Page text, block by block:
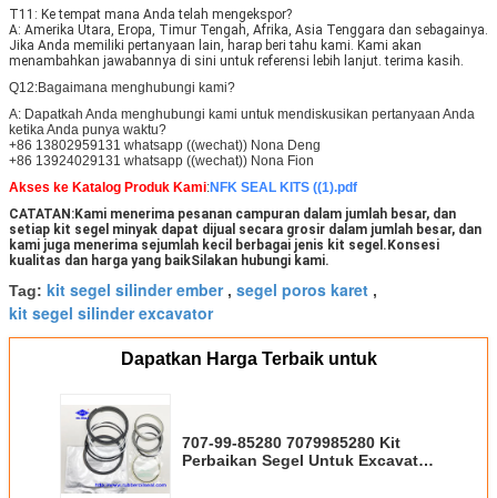
T11: Ke tempat mana Anda telah mengekspor?
A: Amerika Utara, Eropa, Timur Tengah, Afrika, Asia Tenggara dan sebagainya.
Jika Anda memiliki pertanyaan lain, harap beri tahu kami. Kami akan
menambahkan jawabannya di sini untuk referensi lebih lanjut. terima kasih.
Q12:Bagaimana menghubungi kami?
A: Dapatkah Anda menghubungi kami untuk mendiskusikan pertanyaan Anda
ketika Anda punya waktu?
+86 13802959131 whatsapp ((wechat)) Nona Deng
+86 13924029131 whatsapp ((wechat)) Nona Fion
Akses ke Katalog Produk Kami:NFK SEAL KITS ((1).pdf
CATATAN:Kami menerima pesanan campuran dalam jumlah besar, dan
setiap kit segel minyak dapat dijual secara grosir dalam jumlah besar, dan
kami juga menerima sejumlah kecil berbagai jenis kit segel.Konsesi
kualitas dan harga yang baikSilakan hubungi kami.
Tag: kit segel silinder ember, segel poros karet ,
kit segel silinder excavator
Dapatkan Harga Terbaik untuk
707-99-85280 7079985280 Kit
Perbaikan Segel Untuk Excavator